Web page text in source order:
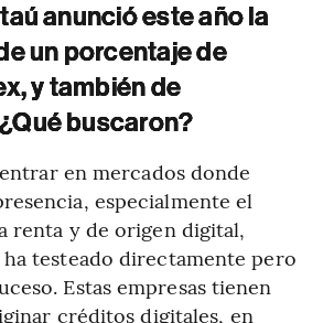
anunció este año la
un porcentaje de
y también de
buscaron?
en mercados donde
especialmente el
renta y de origen digital,
testeado directamente pero
Estas empresas tienen
créditos digitales, en